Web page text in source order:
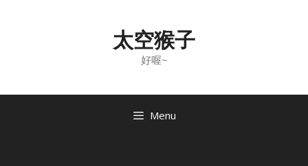
太空猴子
好喔~
Menu